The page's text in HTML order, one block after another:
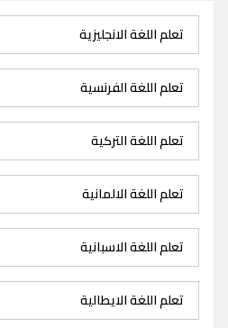
تعلم اللغة الانجليزية
تعلم اللغة الفرنسية
تعلم اللغة التركية
تعلم اللغة الالمانية
تعلم اللغة الاسبانية
تعلم اللغة الايطالية